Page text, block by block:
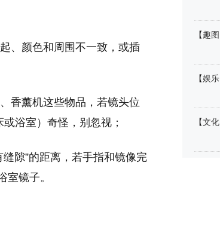
、颜色和周围不一致，或插
香薰机这些物品，若镜头位
浴室）奇怪，别忽视；
隙”的距离，若手指和镜像完
镜子。
【趣图
【娱乐
【文化